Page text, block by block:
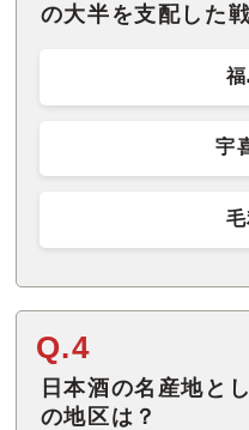
の大半を支配した
宇
Q.4
日本酒の名産地と
の地区は？